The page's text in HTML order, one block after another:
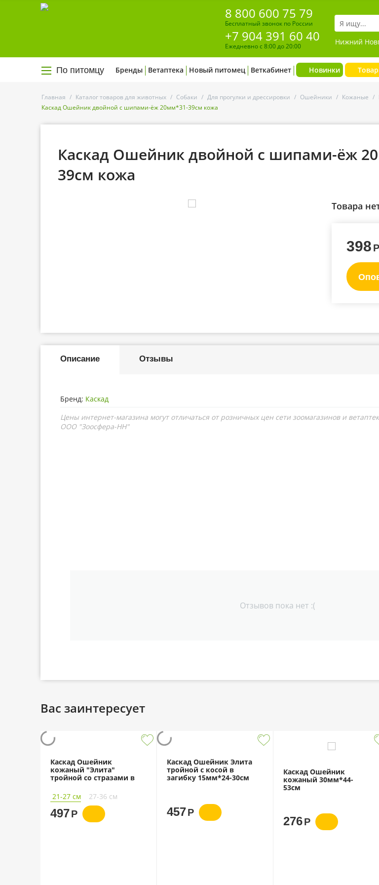
8 800 600 75 79
Бесплатный звонок по России
+7 904 391 60 40
Ежедневно с 8:00 до 20:00 Нижний
По питомцу Бренды Ветаптека Новый питомец Веткабинет Новинки
Главная / Каталог товаров для животных / Собаки / Для прогулки и дрессировки / Ошейники / Кожаные /
Каскад Ошейник двойной с шипами-ёж 20мм*31-39см кожа
Каскад Ошейник двойной с шипами-ёж
39см кожа
Товара
398 Р
Описание Отзывы
Бренд: Каскад
Цены интернет-магазина могут отличаться от розничных цен сети зоомагазинов и ветаптек
ООО "Зоосфера-НН"
Отзывов пока нет :(
Вас заинтересует
Каскад Ошейник
кожаный "Элита"
тройной со стразами в
21-27 см
27-36 см
497Р
Каскад Ошейник Элита
тройной с косой в
загибку 15мм*24-30см
457Р
Каскад Ошейник
кожаный 30мм*44-
53см
276Р